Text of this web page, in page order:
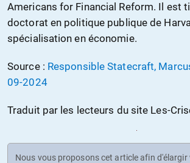
Americans for Financial Reform. Il est
doctorat en politique publique de
spécialisation en économie.
Source : Responsible Statecraft,
09-2024
Traduit par les lecteurs du site Les-
Nous vous proposons cet article afin d'élargir